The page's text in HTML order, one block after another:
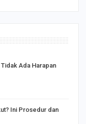
Ada Harapan
Ini Prosedur dan